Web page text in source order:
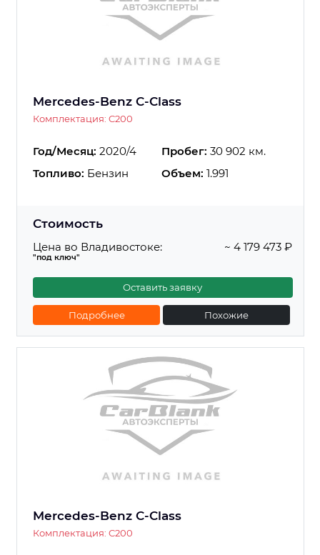
Mercedes-Benz C-Class
Комплектация: C200
Год/Месяц: 2020/4 Пробег: 30 902 км.
Топливо: Бензин Объем: 1.991
Стоимость
Цена во Владивостоке:
"под ключ"
~ 4 179 473 ₽
Оставить заявку
Подробнее Похожие
Mercedes-Benz C-Class
Комплектация: C200